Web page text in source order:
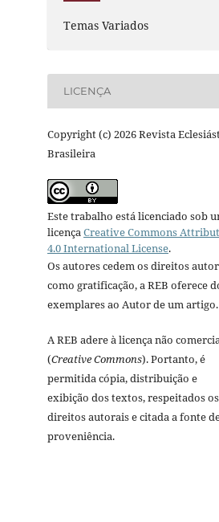
Temas Variados
LICENÇA
Copyright (c) 2026 Revista
Brasileira
Este trabalho está licenciado sob
licença Creative Commons
4.0 International License.
Os autores cedem os direitos
como gratificação, a REB oferece
exemplares ao Autor de um artigo.
A REB adere à licença não
(Creative Commons). Portanto, é
permitida cópia, distribuição e
exibição dos textos, respeitados os
direitos autorais e citada a fonte
proveniência.